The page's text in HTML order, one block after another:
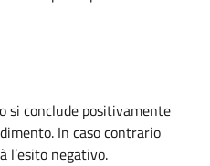
si conclude positivamente
In caso contrario
l’esito negativo.